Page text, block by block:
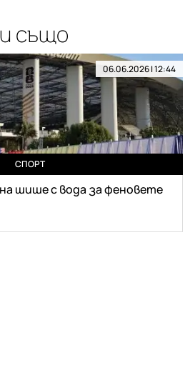
също
06.06.2026 | 12:44
СПОРТ
шише с вода за феновете